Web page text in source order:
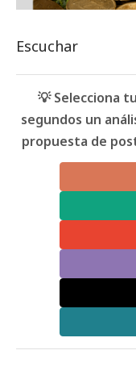
Escuchar
💡 Selecciona
segundos un
propuesta de